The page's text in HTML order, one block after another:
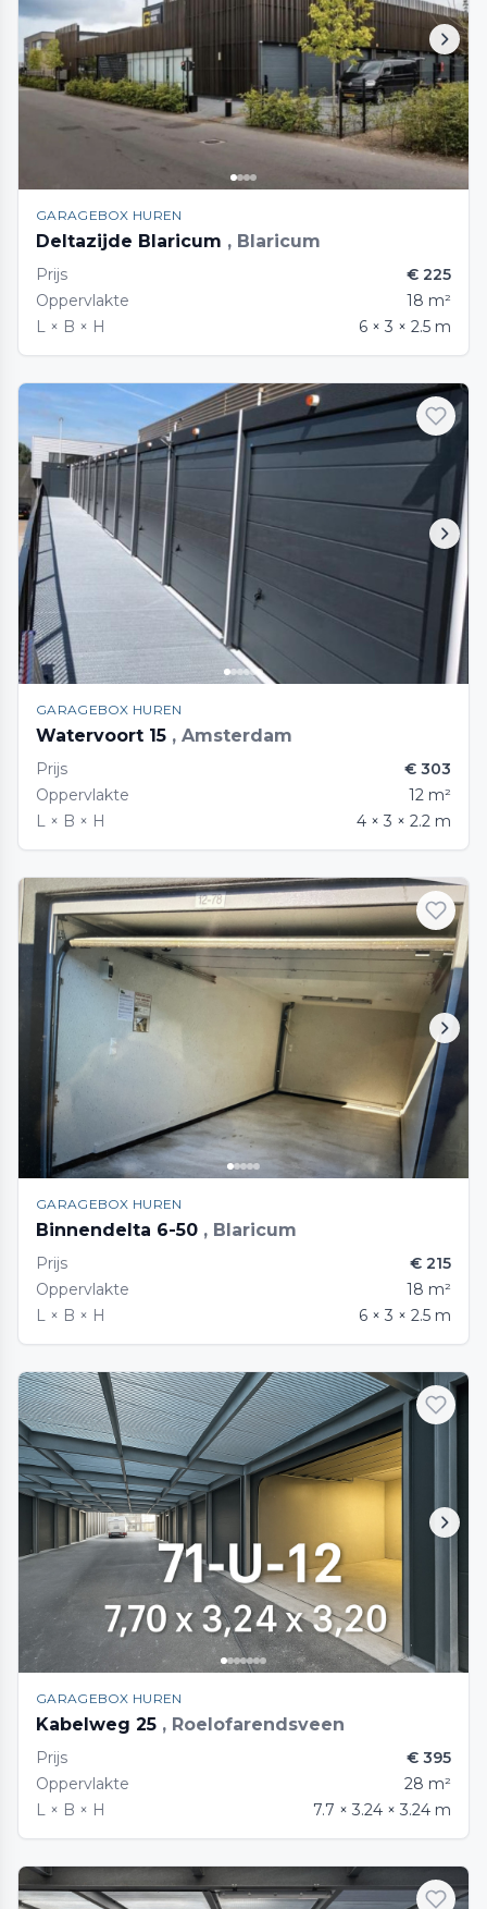
GARAGEBOX HUREN
Deltazijde Blaricum , Blaricum
Prijs
€ 225
Oppervlakte
18 m²
L × B × H
6 × 3 × 2.5 m
GARAGEBOX HUREN
Watervoort 15 , Amsterdam
Prijs
€ 303
Oppervlakte
12 m²
L × B × H
4 × 3 × 2.2 m
GARAGEBOX HUREN
Binnendelta 6-50 , Blaricum
Prijs
€ 215
Oppervlakte
18 m²
L × B × H
6 × 3 × 2.5 m
GARAGEBOX HUREN
Kabelweg 25 , Roelofarendsveen
Prijs
€ 395
Oppervlakte
28 m²
L × B × H
7.7 × 3.24 × 3.24 m